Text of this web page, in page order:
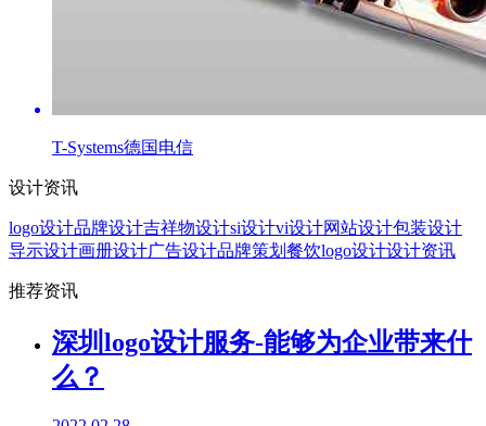
T-Systems德国电信
设计资讯
logo设计品牌设计吉祥物设计si设计vi设计网站设计包装设计
导示设计画册设计广告设计品牌策划 餐饮logo设计设计资讯
推荐资讯
深圳logo设计服务-能够为企业带来什
么？